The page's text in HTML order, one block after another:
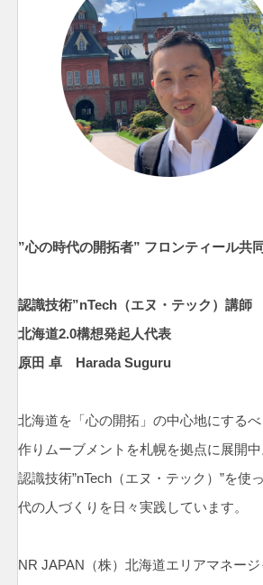
”心の時代の開拓者” フロンティール共
認識技術”nTech（エヌ・テック） 講師
北海道2.0構想発起人代表
原田 卓 Harada Suguru
北海道を「心の開拓」の中心地にする
作りムーブメントを札幌を拠点に展開中
認識技術”nTech（エヌ・テック）”を使
代の人づくりを日々実践しています。
NR JAPAN（株）北海道エリアマネージ